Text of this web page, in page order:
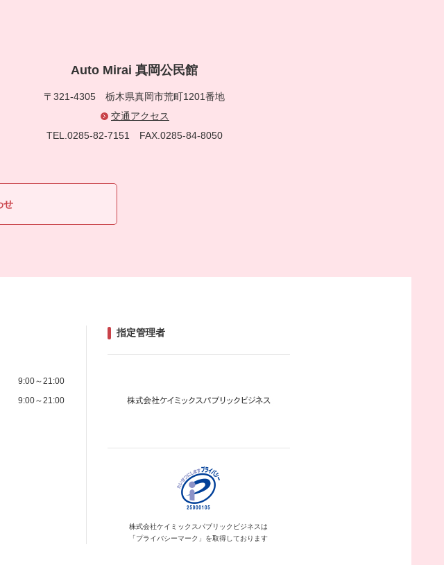
Auto Mirai 真岡公民館
〒321-4305 栃木県真岡市荒町1201番地
交通アクセス
TEL.0285-82-7151 FAX.0285-84-8050
せ
9:00～21:00
9:00～21:00
指定管理者
株式会社ケイミックスパブリックビジネスは
「プライバシーマーク」を取得しております